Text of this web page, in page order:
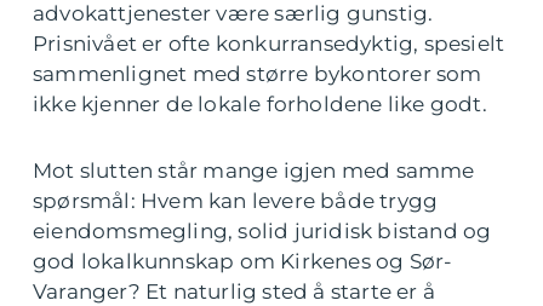
advokattjenester være særlig gunstig.
Prisnivået er ofte konkurransedyktig, spesielt
sammenlignet med større bykontorer som
ikke kjenner de lokale forholdene like godt.
Mot slutten står mange igjen med samme
spørsmål: Hvem kan levere både trygg
eiendomsmegling, solid juridisk bistand og
god lokalkunnskap om Kirkenes og Sør-
Varanger? Et naturlig sted å starte er å